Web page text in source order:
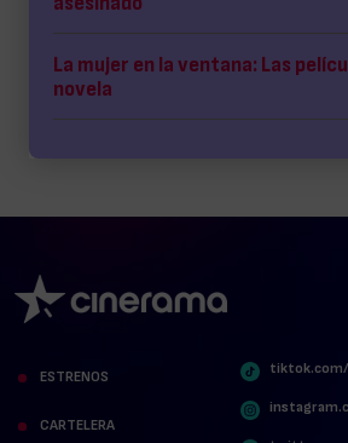
La mujer en la ventana: Las
novela
ESTRENOS
CARTELERA
tiktok.com/